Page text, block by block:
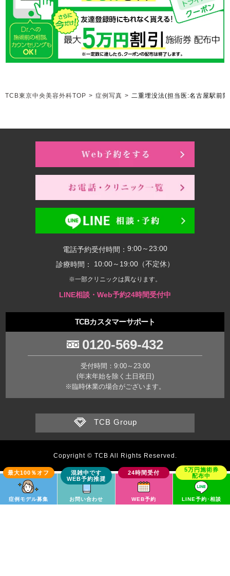
TCB東京中央美容外科TOP > 症例写真 > 二重埋没法(担当医:名古屋駅前
電話予約受付時間： 9:00～23:00
診療時間：
10:00～19:00（不定休）
※一部クリニックは異なります。
LINE相談・Web予約24時間受付中
TCBカスタマーサポート
0120-569-432
受付時間：9:00～23:00
(年末年始を除く土日祝日)
※臨時休業の場合がございます。
TCB Group
症例モデル募集 お問い合わせ WEB予約 LINE予約･相談
Copyright © TCB All Rights Reserved.